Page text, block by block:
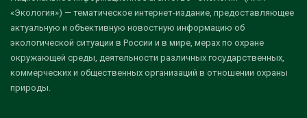
«Экология») — тематическое интернет-издание, предоставляющее
актуальную и объективную новостную информацию об
экологической ситуации в России и в мире, мерах по охране
окружающей среды, деятельности различных государственных,
коммерческих и общественных организаций в отношении охраны
природы.